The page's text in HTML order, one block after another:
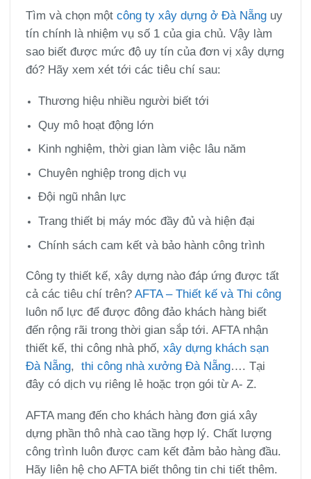
Tìm và chọn một công ty xây dựng ở Đà Nẵnguy
tín chính là nhiệm vụ số 1 của gia chủ. Vậy làm
sao biết được mức độ uy tín của đơn vị xây dựng
đó? Hãy xem xét tới các tiêu chí sau:
Thương hiệu nhiều người biết tới
Quy mô hoạt động lớn
Kinh nghiệm, thời gian làm việc lâu năm
Chuyên nghiệp trong dịch vụ
Đội ngũ nhân lực
Trang thiết bị máy móc đầy đủ và hiện đại
Chính sách cam kết và bảo hành công trình
Công ty thiết kế, xây dựng nào đáp ứng được tất
cả các tiêu chí trên? AFTA – Thiết kế và Thi công
luôn nổ lực để được đông đảo khách hàng biết
đến rộng rãi trong thời gian sắp tới. AFTA nhận
thiết kế, thi công nhà phố, xây dựng khách sạn
Đà Nẵng, thi công nhà xưởng Đà Nẵng…. Tại
đây có dịch vụ riêng lẻ hoặc trọn gói từ A- Z.
AFTA mang đến cho khách hàng đơn giá xây
dựng phần thô nhà cao tầng hợp lý. Chất lượng
công trình luôn được cam kết đảm bảo hàng đầu.
Hãy liên hệ cho AFTA biết thông tin chi tiết thêm.